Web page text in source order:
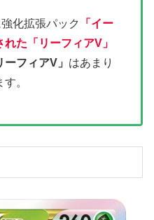
化拡張パック
「イー
た「リーフィアV」
ーフィアV」 はあまり
。